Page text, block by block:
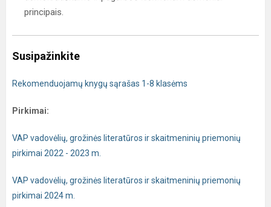
principais.
Susipažinkite
Rekomenduojamų knygų sąrašas 1-8 klasėms
Pirkimai:
VAP vadovėlių, grožinės literatūros ir skaitmeninių priemonių
pirkimai 2022 - 2023 m.
VAP vadovėlių, grožinės literatūros ir skaitmeninių priemonių
pirkimai 2024 m.